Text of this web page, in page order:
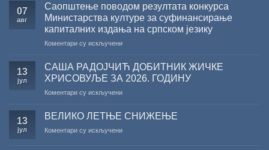
07
авг
Саопштење поводом резултата конкурса
Министарства културе за суфинансирање
капиталних издања на српском језику
Коментари су искљученина
поводом
резултата
конкурса
Министарства
за
капиталних
13
јул
САША РАДОЈЧИЋ ДОБИТНИК ЖИЧКЕ
ХРИСОВУЉЕ ЗА 2026. ГОДИНУ
Коментари су искљученина
РАДОЈЧИЋ
ЖИЧКЕ
13
јул
ВЕЛИКО ЛЕТЊЕ СНИЖЕЊЕ
Коментари су искљученина